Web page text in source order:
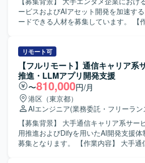
ービスおよびAIアセット開発を加速す
ードできる人材を募集しています。 【作業内容】 大手エン
から実装推進までをリードしていただ
ィングファームが検討した新規事業構
実サービス化に向けた要件整理や技術
開発推進を担っていただきます。 AI関
ダクトの立ち上げにおいて、要件定義か
自走し、AIエンジニア組織の技術面を統
す。 また、経営層、コンサルティング
バーとの打ち合わせに参加し、技術観
思決定支援を行っていただきます。 【求める人物像】 AI技
術の知見だけでなく、新規事業を実際
リモート可
【フルリモート】通信キャリア系
推進・LLMアプリ開発支援
〜810,000円/月
港区（東京都）
AIエンジニア(業務委託・フリーラン
【募集背景】 大手通信キャリア系サー
用推進およびDifyを用いたAI開発支援
募集となります。 【作業内容】 大手通信キャリア系サービ